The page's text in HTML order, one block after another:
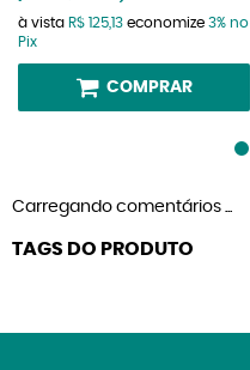
à vista R$ 125,13 economize 3% no
Pix
COMPRAR
Carregando comentários ...
TAGS DO PRODUTO